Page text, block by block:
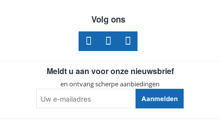
Volg ons
Meldt u aan voor onze nieuwsbrief
en ontvang scherpe aanbiedingen
e-
mailadres
Aanmelden